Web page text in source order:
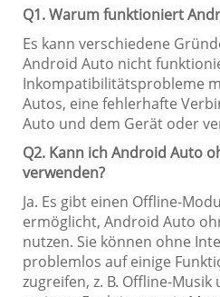
Q1. Warum funktioniert
Es kann verschiedene
Android Auto nicht
Inkompatibilitätsprobleme
Autos, eine fehlerhafte
Auto und dem Gerät oder
Q2. Kann ich Android Auto
verwenden?
Ja. Es gibt einen Offline-
ermöglicht, Android Auto
nutzen. Sie können ohne
problemlos auf einige
zugreifen, z. B. Offline-